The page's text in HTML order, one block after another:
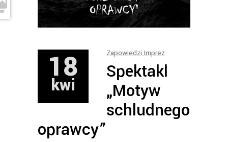
18
kwi
Zapowiedzi Imprez
Spektakl
„Motyw
schludnego
oprawcy”